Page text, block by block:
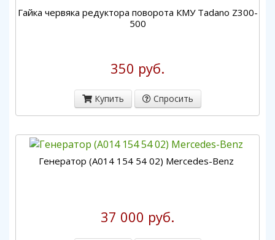
Гайка червяка редуктора поворота КМУ Tadano Z300-
500
350 руб.
Купить Спросить
Генератор (A014 154 54 02) Mercedes-Benz
37 000 руб.